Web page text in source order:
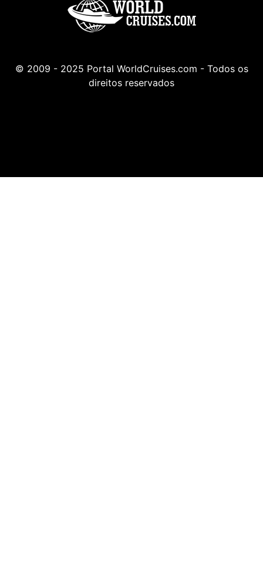
© 2009 - 2025 Portal WorldCruises.com - Todos os
direitos reservados